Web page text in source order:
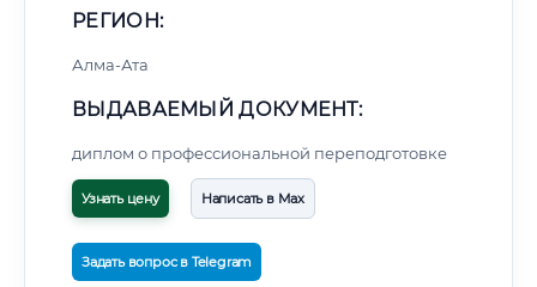
РЕГИОН:
Алма-Ата
ВЫДАВАЕМЫЙ ДОКУМЕНТ:
диплом о профессиональной переподготовке
Узнать цену Написать в Max
Задать вопрос в Telegram